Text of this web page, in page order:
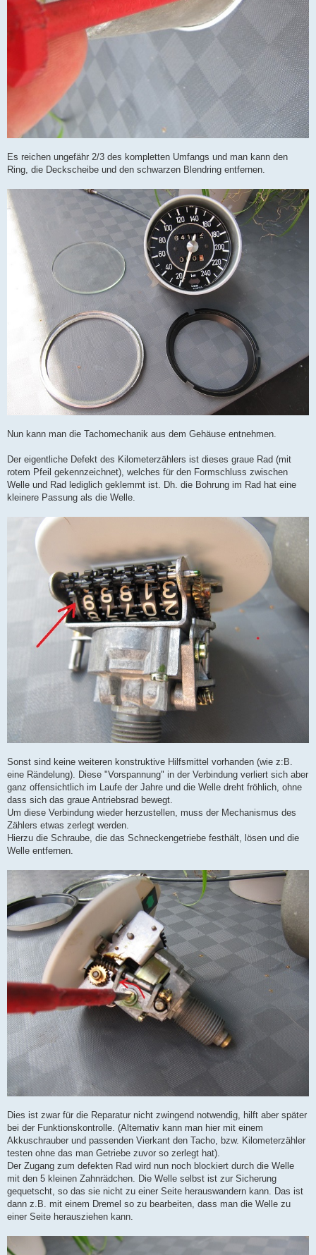
Es reichen ungefähr 2/3 des kompletten Umfangs und man kann den
Ring, die Deckscheibe und den schwarzen Blendring entfernen.
Nun kann man die Tachomechanik aus dem Gehäuse entnehmen.
Der eigentliche Defekt des Kilometerzählers ist dieses graue Rad (mit
rotem Pfeil gekennzeichnet), welches für den Formschluss zwischen
Welle und Rad lediglich geklemmt ist. Dh. die Bohrung im Rad hat eine
kleinere Passung als die Welle.
Sonst sind keine weiteren konstruktive Hilfsmittel vorhanden (wie z:B.
eine Rändelung). Diese "Vorspannung" in der Verbindung verliert sich aber
ganz offensichtlich im Laufe der Jahre und die Welle dreht fröhlich, ohne
dass sich das graue Antriebsrad bewegt.
Um diese Verbindung wieder herzustellen, muss der Mechanismus des
Zählers etwas zerlegt werden.
Hierzu die Schraube, die das Schneckengetriebe festhält, lösen und die
Welle entfernen.
Dies ist zwar für die Reparatur nicht zwingend notwendig, hilft aber später
bei der Funktionskontrolle. (Alternativ kann man hier mit einem
Akkuschrauber und passenden Vierkant den Tacho, bzw. Kilometerzähler
testen ohne das man Getriebe zuvor so zerlegt hat).
Der Zugang zum defekten Rad wird nun noch blockiert durch die Welle
mit den 5 kleinen Zahnrädchen. Die Welle selbst ist zur Sicherung
gequetscht, so das sie nicht zu einer Seite herauswandern kann. Das ist
dann z.B. mit einem Dremel so zu bearbeiten, dass man die Welle zu
einer Seite herausziehen kann.